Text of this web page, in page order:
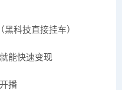
科技直接挂车）
能快速变现
播